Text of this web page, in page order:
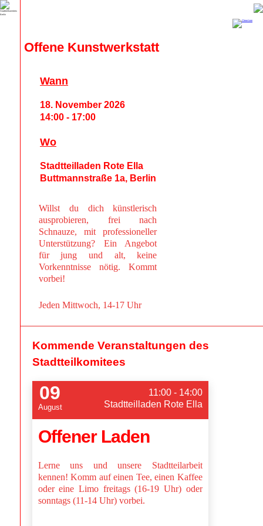
Offene Kunstwerkstatt
Willst du dich künstlerisch
ausprobieren, frei nach
Schnauze, mit professioneller
Unterstützung? Ein Angebot
für jung und alt, keine
Vorkenntnisse nötig. Kommt
vorbei!
Jeden Mittwoch, 14-17 Uhr
Wann
18. November 2026
14:00 - 17:00
Wo
Stadtteilladen Rote Ella
Buttmannstraße 1a, Berlin
Kommende Veranstaltungen des
Stadtteilkomitees
09
August
11:00 - 14:00
Stadtteilladen Rote Ella
Offener Laden
Lerne uns und unsere Stadtteilarbeit
kennen! Komm auf einen Tee, einen Kaffee
oder eine Limo freitags (16-19 Uhr) oder
sonntags (11-14 Uhr) vorbei.